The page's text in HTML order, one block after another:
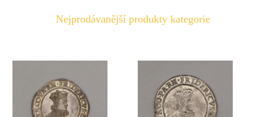
Nejprodávanější produkty kategorie